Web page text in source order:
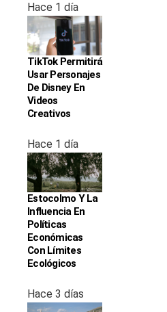
Hace 1 día
TikTok Permitirá
Usar Personajes
De Disney En
Videos
Creativos
Hace 1 día
Estocolmo Y La
Influencia En
Políticas
Económicas
Con Límites
Ecológicos
Hace 3 días